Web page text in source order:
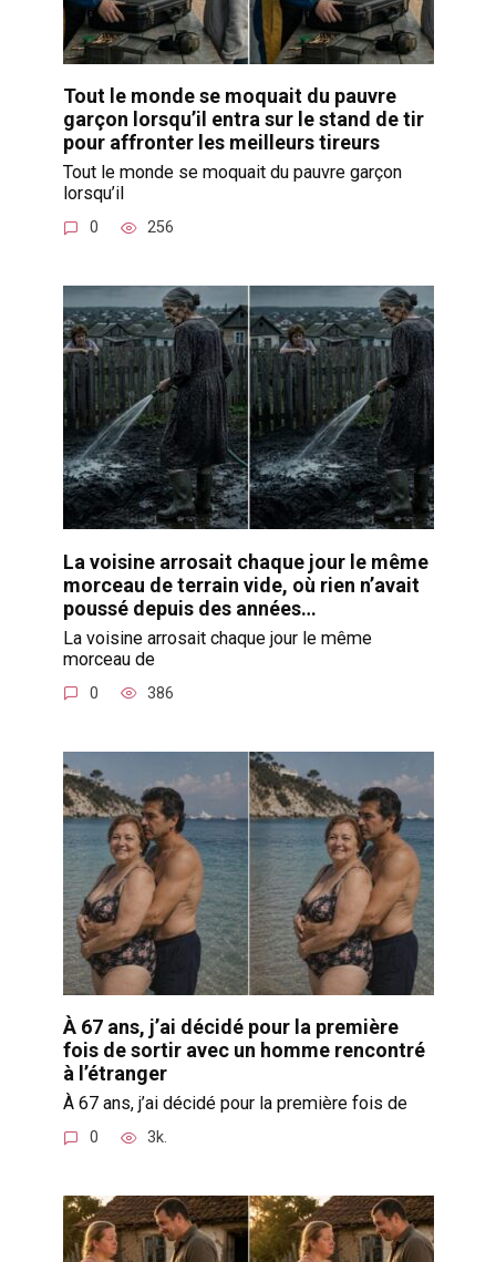
Tout le monde se moquait du pauvre
garçon lorsqu’il entra sur le stand de tir
pour affronter les meilleurs tireurs
Tout le monde se moquait du pauvre garçon
lorsqu’il
0 256
La voisine arrosait chaque jour le même
morceau de terrain vide, où rien n’avait
poussé depuis des années…
La voisine arrosait chaque jour le même
morceau de
0 386
À 67 ans, j’ai décidé pour la première
fois de sortir avec un homme rencontré
à l’étranger
À 67 ans, j’ai décidé pour la première fois de
0 3k.